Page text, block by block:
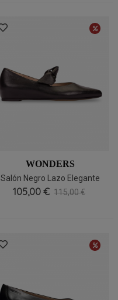
WONDERS
Salón Negro Lazo Elegante
Wonders A3840
105,00 € 115,00 €